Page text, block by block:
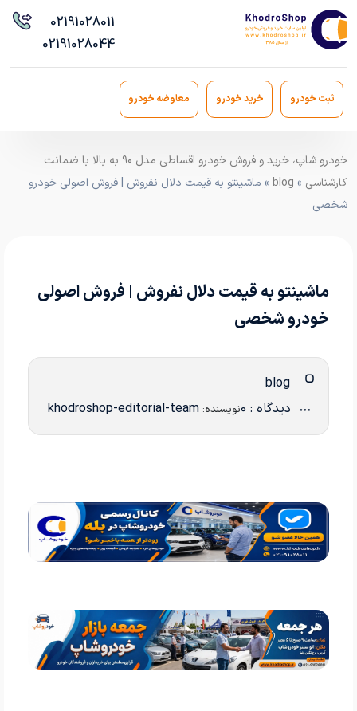
02191028011
02191028044
ثبت خودرو خرید خودرو معاوضه خودرو
خودرو شاپ، خرید و فروش خودرو اقساطی مدل ۹۰ به بالا با ضمانت
کارشناسی »
blog » ماشینتو به قیمت دلال نفروش | فروش اصولی خودرو
شخصی
ماشینتو به قیمت دلال نفروش | فروش اصولی
خودرو شخصی
دیدگاه : 0 نویسنده: khodroshop-editorial-team